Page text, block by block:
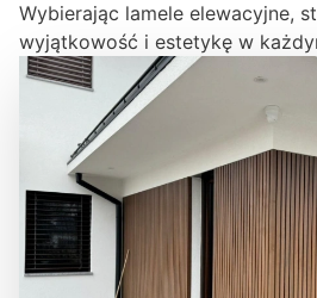
Wybierając lamele elewacyjne,
wyjątkowość i estetykę w